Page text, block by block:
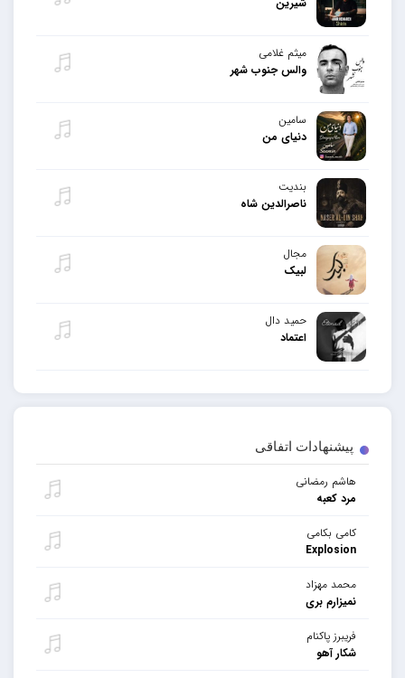
پیشنهادات اتفاقی
هاشم رمضانی
مرد کعبه
کامی بکامی
Explosion
محمد مهزاد
نمیزارم بری
فریبرز پاکنام
شکار آهو
میثم غلامی
والس جنوب شهر
سامین
دنیای من
بندیت
ناصرالدین شاه
مجال
لبیک
حمید دال
اعتماد